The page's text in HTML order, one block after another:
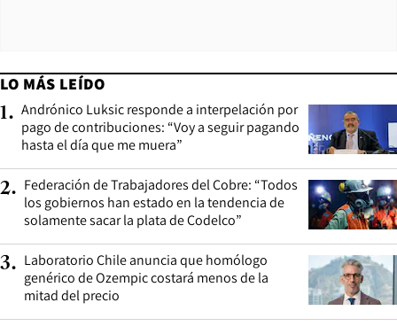
LO MÁS LEÍDO
1. Andrónico Luksic responde a interpelación por
pago de contribuciones: “Voy a seguir pagando
hasta el día que me muera”
2. Federación de Trabajadores del Cobre: “Todos
los gobiernos han estado en la tendencia de
solamente sacar la plata de Codelco”
3. Laboratorio Chile anuncia que homólogo
genérico de Ozempic costará menos de la
mitad del precio